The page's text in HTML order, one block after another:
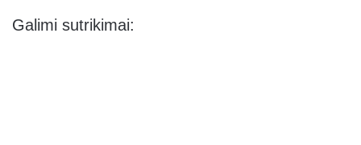
Galimi sutrikimai: